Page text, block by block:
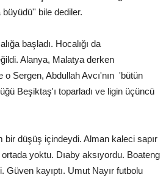
büyüdü'' bile dediler.
başladı. Hocalığı da
Alanya, Malatya derken
o Sergen, Abdullah Avcı'nın 'bütün
Beşiktaş'ı toparladı ve ligin üçüncü
bir düşüş içindeydi. Alman kaleci sapır
yoktu. Dıaby aksıyordu. Boateng
Güven kayıptı. Umut Nayır futbolu